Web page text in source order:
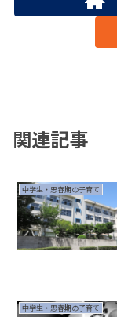
関連記事
中学生・思春期の子育て
中学生・思春期の子育て